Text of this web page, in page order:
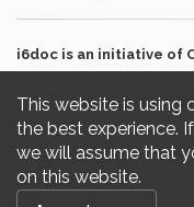
This website is using
the best experience.
we will assume that
on this website.
i6doc is an initiative of